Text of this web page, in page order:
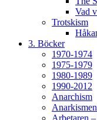
Vad
Trotskism
3. Böcker
1970-1974
1975-1979
1980-1989
1990-2012
Anarchism
Arbetaren